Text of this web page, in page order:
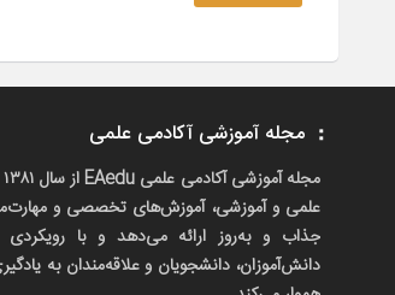
مجله آموزشی آکادمی علمی
علمی و آموزشی، آموزش‌های تخصصی و
جذاب و به‌روز ارائه می‌دهد و با رویکردی
دانش‌آموزان، دانشجویان و علاقه‌مندان به یادگیری